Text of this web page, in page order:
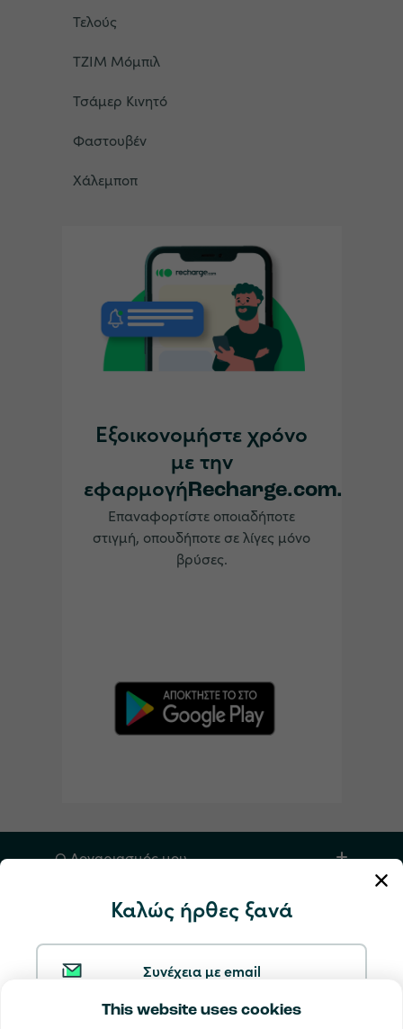
This website uses cookies
Καλώς ήρθες ξανά
Συνέχεια με email
Τελούς
ΤΖΙΜ Μόμπιλ
Τσάμερ Κινητό
Φαστουβέν
Χάλεμποπ
Εξοικονομήστε χρόνο
με την
εφαρμογήRecharge.com.
Επαναφορτίστε οποιαδήποτε
στιγμή, οπουδήποτε σε λίγες μόνο
βρύσες.
Ο Λογαριασμός μου
Υπηρεσία και βοήθεια
Προϊόντα